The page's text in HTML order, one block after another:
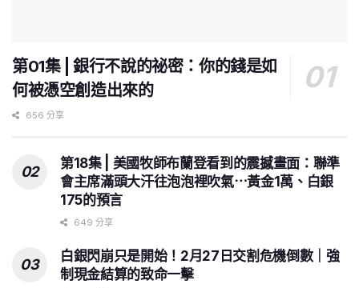
第01集 | 銀行不說的祕密：你的錢是如
何被憑空創造出來的
656 分享
第18集 | 美國牧師布蘭登看到的震撼畫面：聯準
會主席滿頭大汗往泡泡裡吹氣⋯黃金1萬、白銀
175的預言
649 分享
白銀閃崩只是開始！2月27日交割危機倒數｜強
制現金結算的致命一擊